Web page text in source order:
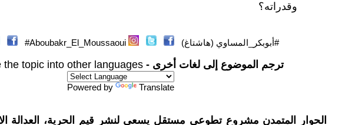
وقدراته؟
#أبوبكر_المساوي (هاشتاغ) Aboubakr_El_Moussaoui#
ترجم الموضوع إلى لغات أخرى - the topic into other languages
Powered by Translate
الحوار المتمدن مشروع تطوعي مستقل يسعى لنشر قيم الحرية، العدالة